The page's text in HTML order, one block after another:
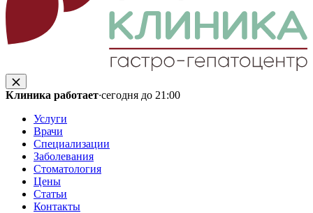
Клиника работает·сегодня до 21:00
Услуги
Врачи
Специализации
Заболевания
Стоматология
Цены
Статьи
Контакты